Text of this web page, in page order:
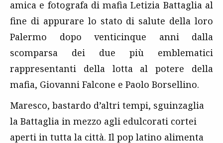
amica e fotografa di mafia Letizia Battaglia al
fine di appurare lo stato di salute della loro
Palermo dopo venticinque anni dalla
scomparsa dei due più emblematici
rappresentanti della lotta al potere della
mafia, Giovanni Falcone e Paolo Borsellino.
Maresco, bastardo d’altri tempi, sguinzaglia
la Battaglia in mezzo agli edulcorati cortei
aperti in tutta la città. Il pop latino alimenta